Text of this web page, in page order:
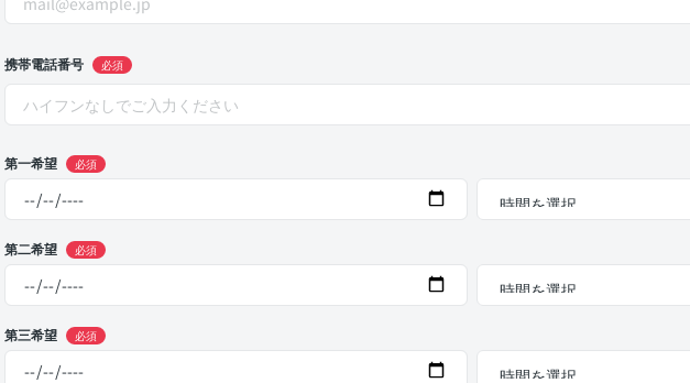
携帯電話番号 必須
第一希望 必須
第二希望 必須
第三希望 必須